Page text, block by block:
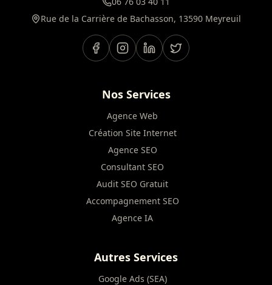
Rue de la Carrière de Bachasson, 13590 Meyreuil
Nos Services
Agence Web
Création Site Internet
Agence SEO
Consultant SEO
Audit SEO Gratuit
Accompagnement SEO
Agence IA
Autres Services
Google Ads (SEA)